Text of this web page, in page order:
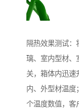
隔热效果测试
璃、室内型材、
关，箱体内迅速
内、外型材温度
个温度数值，客